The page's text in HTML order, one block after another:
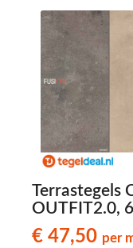
Terrastegels
OUTFIT2.0,
m2
€ 47,50 per